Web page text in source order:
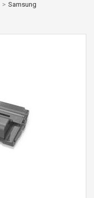
> Samsung